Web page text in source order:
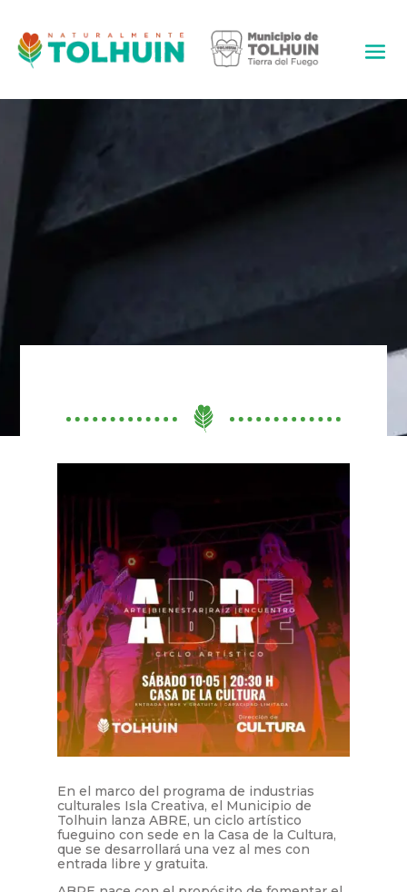
En el marco del programa de industrias
culturales Isla Creativa, el Municipio de
Tolhuin lanza ABRE, un ciclo artístico
fueguino con sede en la Casa de la Cultura,
que se desarrollará una vez al mes con
entrada libre y gratuita.